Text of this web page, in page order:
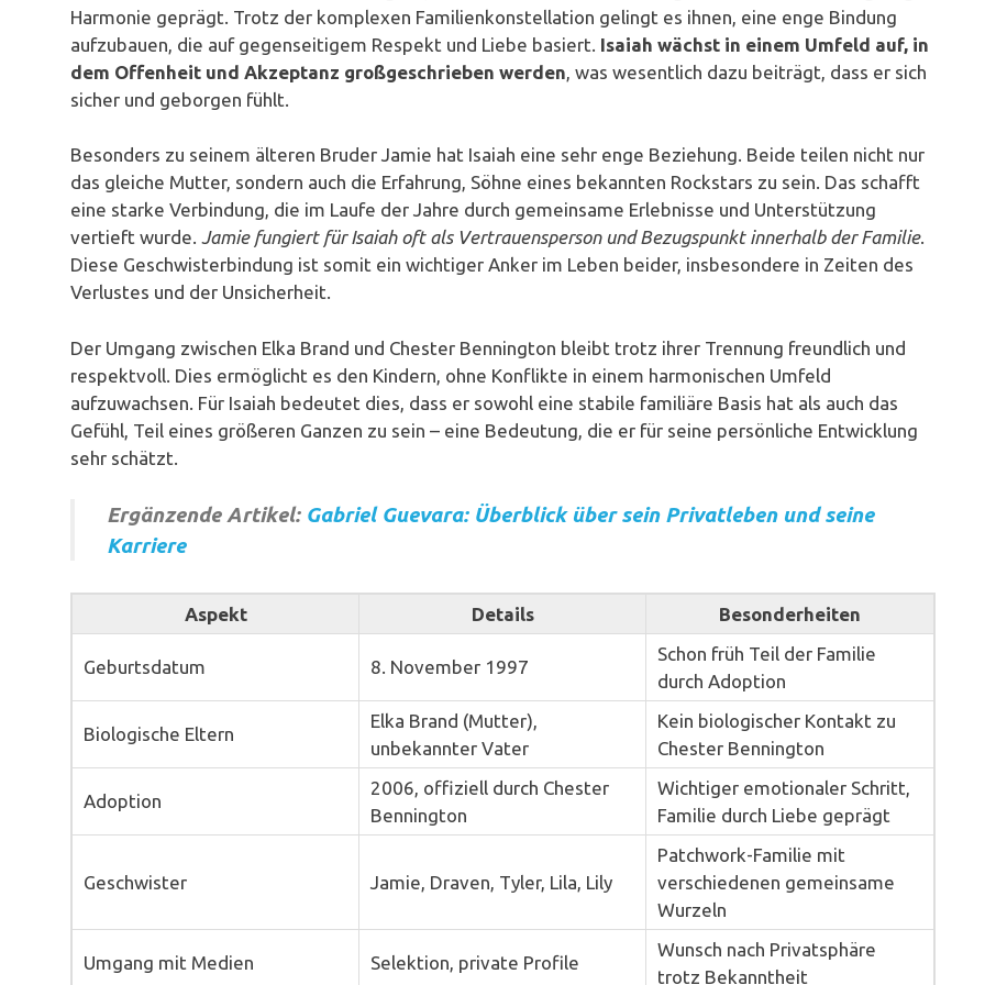
Harmonie geprägt. Trotz der komplexen Familienkonstellation gelingt es ihnen, eine enge Bindung
aufzubauen, die auf gegenseitigem Respekt und Liebe basiert. Isaiah wächst in einem Umfeld auf, in
dem Offenheit und Akzeptanz großgeschrieben werden , was wesentlich dazu beiträgt, dass er sich
sicher und geborgen fühlt.
Besonders zu seinem älteren Bruder Jamie hat Isaiah eine sehr enge Beziehung. Beide teilen nicht nur
das gleiche Mutter, sondern auch die Erfahrung, Söhne eines bekannten Rockstars zu sein. Das schafft
eine starke Verbindung, die im Laufe der Jahre durch gemeinsame Erlebnisse und Unterstützung
vertieft wurde. Jamie fungiert für Isaiah oft als Vertrauensperson und Bezugspunkt innerhalb der Familie.
Diese Geschwisterbindung ist somit ein wichtiger Anker im Leben beider, insbesondere in Zeiten des
Verlustes und der Unsicherheit.
Der Umgang zwischen Elka Brand und Chester Bennington bleibt trotz ihrer Trennung freundlich und
respektvoll. Dies ermöglicht es den Kindern, ohne Konflikte in einem harmonischen Umfeld
aufzuwachsen. Für Isaiah bedeutet dies, dass er sowohl eine stabile familiäre Basis hat als auch das
Gefühl, Teil eines größeren Ganzen zu sein – eine Bedeutung, die er für seine persönliche Entwicklung
sehr schätzt.
Ergänzende Artikel: Gabriel Guevara: Überblick über sein Privatleben und seine
Karriere
Aspekt Details Besonderheiten
Geburtsdatum 8. November 1997
Schon früh Teil der Familie
durch Adoption
Biologische Eltern
Elka Brand (Mutter),
unbekannter Vater
Kein biologischer Kontakt zu
Chester Bennington
Adoption
2006, offiziell durch Chester
Bennington
Wichtiger emotionaler Schritt,
Familie durch Liebe geprägt
Geschwister Jamie, Draven, Tyler, Lila, Lily
Patchwork-Familie mit
verschiedenen gemeinsame
Wurzeln
Umgang mit Medien Selektion, private Profile
Wunsch nach Privatsphäre
trotz Bekanntheit